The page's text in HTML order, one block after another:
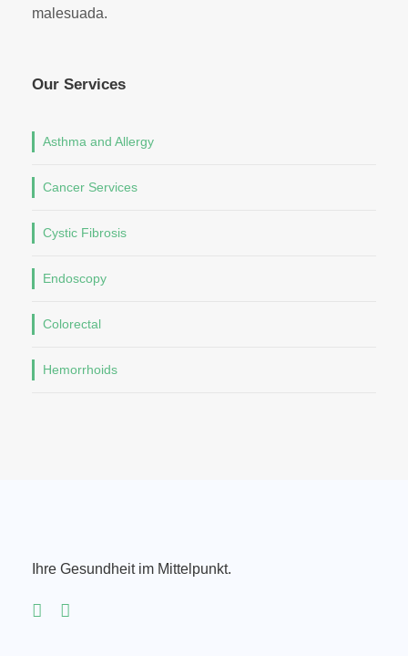
malesuada.
Our Services
Asthma and Allergy
Cancer Services
Cystic Fibrosis
Endoscopy
Colorectal
Hemorrhoids
Ihre Gesundheit im Mittelpunkt.